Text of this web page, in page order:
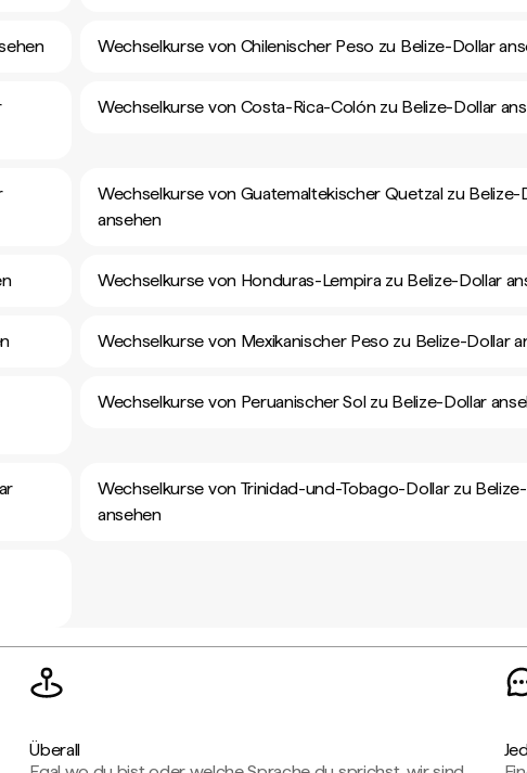
Wechselkurse von Chilenischer Peso zu Belize-Dollar
Wechselkurse von Costa-Rica-Colón zu Belize-Dollar
Wechselkurse von Guatemaltekischer Quetzal zu Belize-
ansehen
Wechselkurse von Honduras-Lempira zu Belize-Dollar
Wechselkurse von Mexikanischer Peso zu Belize-Dollar
Wechselkurse von Peruanischer Sol zu Belize-Dollar
Wechselkurse von Trinidad-und-Tobago-Dollar zu
ansehen
Überall